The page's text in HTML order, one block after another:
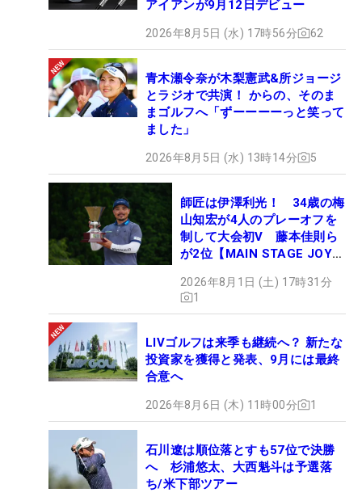
アイアンが9月12日デビュー
2026年8月5日 (水) 17時56分 62
青木瀬令奈が木梨憲武&所ジョージ
とラジオで共演！ からの、そのま
まゴルフへ「ずーーーーっと笑って
ました」
2026年8月5日 (水) 13時14分 5
師匠は伊澤利光！ 34歳の梅
山知宏が4人のプレーオフを
制して大会初V 藤本佳則ら
が2位【MAIN STAGE JOYX
2026年8月1日 (土) 17時31分
1
LIVゴルフは来季も継続へ？ 新たな
投資家を獲得と発表、9月には最終
合意へ
2026年8月6日 (木) 11時00分 1
石川遼は順位落とすも57位で決勝
へ 杉浦悠太、大西魁斗は予選落
ち/米下部ツアー